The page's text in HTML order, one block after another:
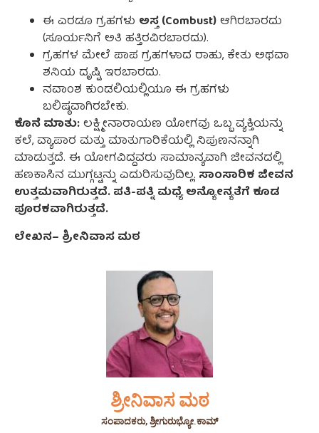
ಈ ಎರಡೂ ಗ್ರಹಗಳು ಅಸ್ತ (Combust)ಆಗಿರಬಾರದು
(ಸೂರ್ಯನಿಗೆ ಅತಿ ಹತ್ತಿರವಿರಬಾರದು).
ಗ್ರಹಗಳ ಮೇಲೆ ಪಾಪ ಗ್ರಹಗಳಾದ ರಾಹು, ಕೇತು ಅಥವಾ
ಶನಿಯ ದೃಷ್ಟಿ ಇರಬಾರದು.
ನವಾಂಶ ಕುಂಡಲಿಯಲ್ಲಿಯೂ ಈ ಗ್ರಹಗಳು
ಬಲಿಷ್ಠವಾಗಿರಬೇಕು.
ಕೊನೆ ಮಾತು:ಲಕ್ಷ್ಮೀನಾರಾಯಣ ಯೋಗವು ಒಬ್ಬ ವ್ಯಕ್ತಿಯನ್ನು
ಕಲೆ, ವ್ಯಾಪಾರ ಮತ್ತು ಮಾತುಗಾರಿಕೆಯಲ್ಲಿ ನಿಪುಣನನ್ನಾಗಿ
ಮಾಡುತ್ತದೆ. ಈ ಯೋಗವಿದ್ದವರು ಸಾಮಾನ್ಯವಾಗಿ ಜೀವನದಲ್ಲಿ
ಹಣಕಾಸಿನ ಮುಗ್ಗಟ್ಟನ್ನು ಎದುರಿಸುವುದಿಲ್ಲ. ಸಾಂಸಾರಿಕ ಜೀವನ
ಉತ್ತಮವಾಗಿರುತ್ತದೆ. ಪತಿ-ಪತ್ನಿ ಮಧ್ಯೆ ಅನ್ಯೋನ್ಯತೆಗೆ ಕೂಡ
ಪೂರಕವಾಗಿರುತ್ತದೆ.
ಲೇಖನ– ಶ್ರೀನಿವಾಸಮಠ
ಶ್ರೀನಿವಾಸ ಮಠ
ಸಂಪಾದಕರು, ಶ್ರೀಗುರುಭ್ಯೋ.ಕಾಮ್